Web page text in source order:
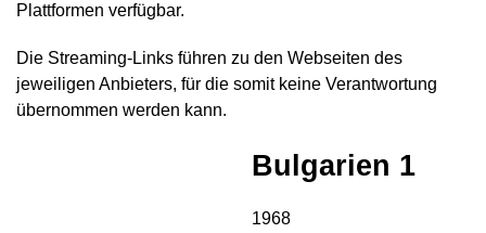
Plattformen verfügbar.
Die Streaming-Links führen zu den Webseiten des
jeweiligen Anbieters, für die somit keine Verantwortung
übernommen werden kann.
Bulgarien 1
1968